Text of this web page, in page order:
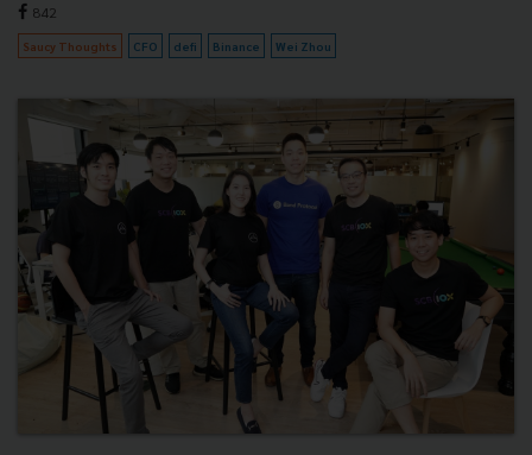
842
Saucy Thoughts CFO defi Binance Wei Zhou